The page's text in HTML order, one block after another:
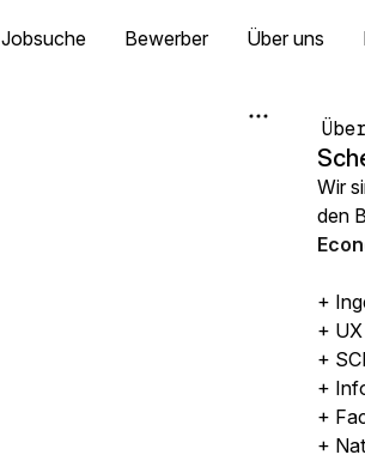
Jobsuche Bewerber Über uns
Wir
den
+
+
+
+
+
+